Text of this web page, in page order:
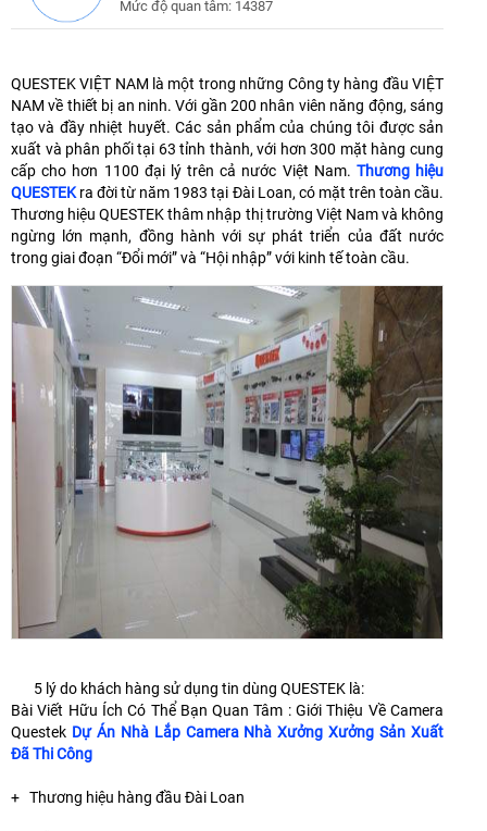
Mức độ quan tâm: 14387
QUESTEK VIỆT NAM là một trong những Công ty hàng đầu VIỆT
NAM về thiết bị an ninh. Với gần 200 nhân viên năng động, sáng
tạo và đầy nhiệt huyết. Các sản phẩm của chúng tôi được sản
xuất và phân phối tại 63 tỉnh thành, với hơn 300 mặt hàng cung
cấp cho hơn 1100 đại lý trên cả nước Việt Nam. Thương hiệu
QUESTEK ra đời từ năm 1983 tại Đài Loan, có mặt trên toàn cầu.
Thương hiệu QUESTEK thâm nhập thị trường Việt Nam và không
ngừng lớn mạnh, đồng hành với sự phát triển của đất nước
trong giai đoạn “Đổi mới” và “Hội nhập” với kinh tế toàn cầu.
5 lý do khách hàng sử dụng tin dùng QUESTEK là:
Bài Viết Hữu Ích Có Thể Bạn Quan Tâm : Giới Thiệu Về Camera
Questek Dự Án Nhà Lắp Camera Nhà Xưởng Xưởng Sản Xuất
Đã Thi Công
+ Thương hiệu hàng đầu Đài Loan